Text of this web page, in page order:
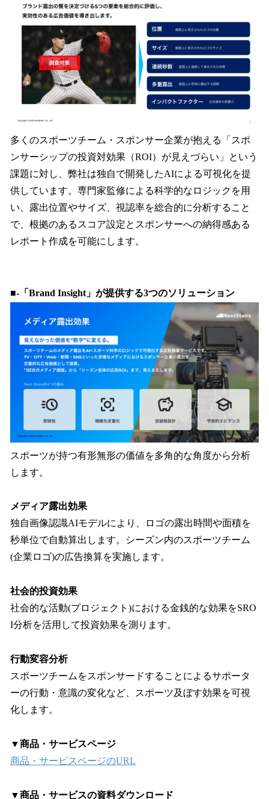
多くのスポーツチーム・スポンサー企業が抱える「スポ
ンサーシップの投資対効果（ROI）が見えづらい」という
課題に対し、弊社は独自で開発したAIによる可視化を提
供しています。専門家監修による科学的なロジックを用
い、露出位置やサイズ、視認率を総合的に分析すること
で、根拠のあるスコア設定とスポンサーへの納得感ある
レポート作成を可能にします。
■-「Brand Insight」が提供する3つのソリューション
スポーツが持つ有形無形の価値を多角的な角度から分析
します。
メディア露出効果
独自画像認識AIモデルにより、ロゴの露出時間や面積を
秒単位で自動算出します。シーズン内のスポーツチーム
(企業ロゴ)の広告換算を実施します。
社会的投資効果
社会的な活動(プロジェクト)における金銭的な効果をSRO
I分析を活用して投資効果を測ります。
行動変容分析
スポーツチームをスポンサードすることによるサポータ
ーの行動・意識の変化など、スポーツ及ぼす効果を可視
化します。
▼商品・サービスページ
商品・サービスページのURL
▼商品・サービスの資料ダウンロード